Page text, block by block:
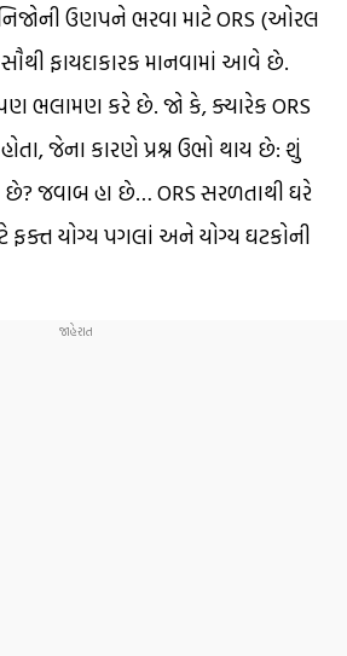
ઉણપને ભરવા માટે ORS (ઓરલ
ફાયદાકારક માનવામાં આવે છે.
ભલામણ કરે છે. જો કે, ક્યારેક ORS
જેના કારણે પ્રશ્ન ઉભો થાય છે: શું
છે? જવાબ હા છે… ORS સરળતાથી ઘરે
ફક્ત યોગ્ય પગલાં અને યોગ્ય ઘટકોની